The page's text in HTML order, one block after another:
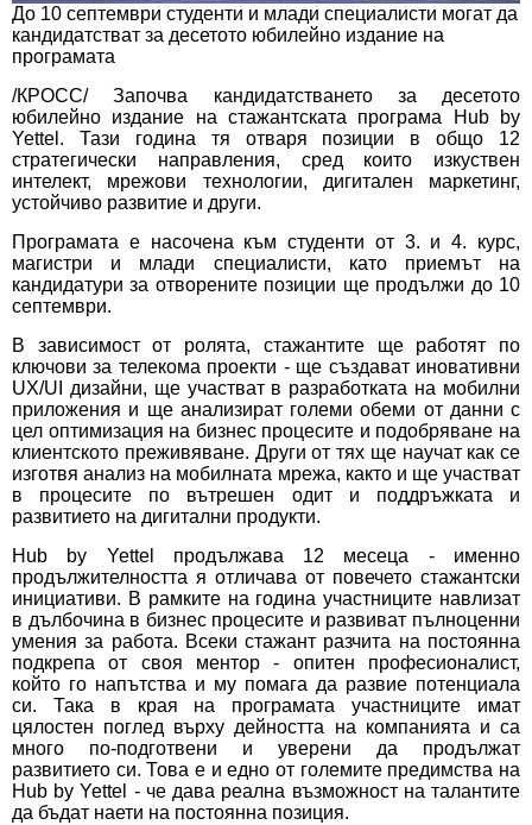
До 10 септември студенти и млади специалисти могат да
кандидатстват за десетото юбилейно издание на
програмата
/КРОСС/ Започва кандидатстването за десетото
юбилейно издание на стажантската програма Hub by
Yettel. Тази година тя отваря позиции в общо 12
стратегически направления, сред които изкуствен
интелект, мрежови технологии, дигитален маркетинг,
устойчиво развитие и други.
Програмата е насочена към студенти от 3. и 4. курс,
магистри и млади специалисти, като приемът на
кандидатури за отворените позиции ще продължи до 10
септември.
В зависимост от ролята, стажантите ще работят по
ключови за телекома проекти - ще създават иновативни
UX/UI дизайни, ще участват в разработката на мобилни
приложения и ще анализират големи обеми от данни с
цел оптимизация на бизнес процесите и подобряване на
клиентското преживяване. Други от тях ще научат как се
изготвя анализ на мобилната мрежа, както и ще участват
в процесите по вътрешен одит и поддръжката и
развитието на дигитални продукти.
Hub by Yettel продължава 12 месеца - именно
продължителността я отличава от повечето стажантски
инициативи. В рамките на година участниците навлизат
в дълбочина в бизнес процесите и развиват пълноценни
умения за работа. Всеки стажант разчита на постоянна
подкрепа от своя ментор - опитен професионалист,
който го напътства и му помага да развие потенциала
си. Така в края на програмата участниците имат
цялостен поглед върху дейността на компанията и са
много по-подготвени и уверени да продължат
развитието си. Това е и едно от големите предимства на
Hub by Yettel - че дава реална възможност на талантите
да бъдат наети на постоянна позиция.